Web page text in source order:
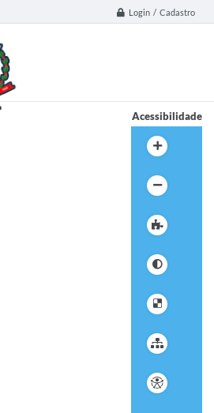
Login / Cadastro
Acessibilidade